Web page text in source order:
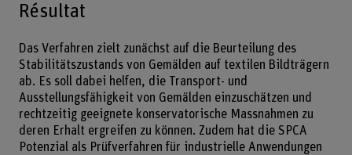
Résultat
Das Verfahren zielt zunächst auf die Beurteilung des
Stabilitätszustands von Gemälden auf textilen Bildträgern
ab. Es soll dabei helfen, die Transport- und
Ausstellungsfähigkeit von Gemälden einzuschätzen und
rechtzeitig geeignete konservatorische Massnahmen zu
deren Erhalt ergreifen zu können. Zudem hat die SPCA
Potenzial als Prüfverfahren für industrielle Anwendungen